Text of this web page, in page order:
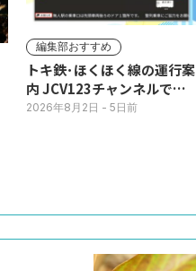
編集部おすすめ
トキ鉄･ほくほく線の運行案
内 JCV123チャンネルで平
日毎朝表示
2026年8月2日 - 5日前